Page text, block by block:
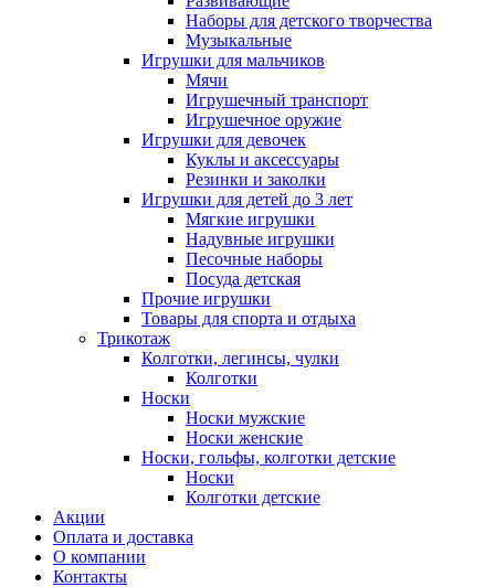
Наборы для детского творчества
Музыкальные
Игрушки для мальчиков
Мячи
Игрушечный транспорт
Игрушечное оружие
Игрушки для девочек
Куклы и аксессуары
Резинки и заколки
Игрушки для детей до 3 лет
Мягкие игрушки
Надувные игрушки
Песочные наборы
Посуда детская
Прочие игрушки
Товары для спорта и отдыха
Трикотаж
Колготки, легинсы, чулки
Колготки
Носки
Носки мужские
Носки женские
Носки, гольфы, колготки детские
Носки
Колготки детские
Акции
Оплата и доставка
О компании
Контакты